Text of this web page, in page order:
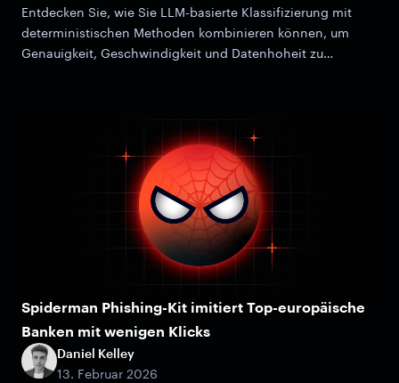
Entdecken Sie, wie Sie LLM-basierte Klassifizierung mit
deterministischen Methoden kombinieren können, um
Genauigkeit, Geschwindigkeit und Datenhoheit zu
Spiderman Phishing-Kit imitiert Top-europäische
Banken mit wenigen Klicks
Daniel Kelley
13. Februar 2026